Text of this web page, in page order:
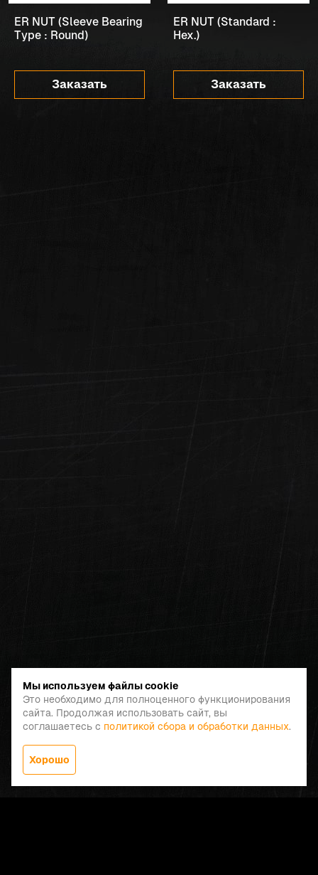
ER NUT (Sleeve Bearing
Type : Round)
Заказать
ER NUT (Standard :
Hex.)
Заказать
Мы используем файлы cookie
Это необходимо для полноценного функционирования
сайта. Продолжая использовать сайт, вы
соглашаетесь с политикой сбора и обработки данных.
Хорошо